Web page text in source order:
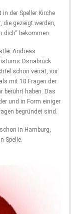
der Speller Kirche
die gezeigt werden,
dich“ bekommen.
Andreas
Osnabrück
schon verrät, vor
mit 10 Fragen der
berührt haben. Das
und in Form einiger
begründet sind.
in Hamburg,
Spelle.